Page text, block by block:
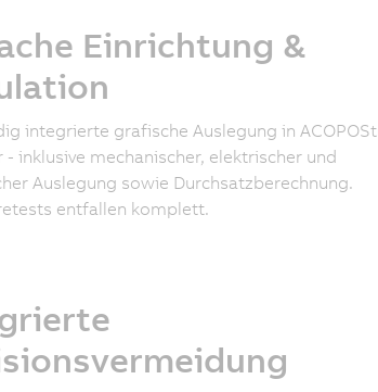
Einrichtung &
integrierte grafische Auslegung in
- inklusive mechanischer, elektrischer und
Auslegung sowie Durchsatzberechnung.
entfallen komplett.